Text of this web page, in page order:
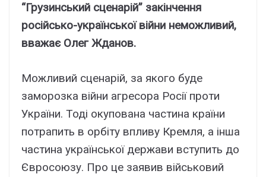
“Грузинський сценарій” закінчення
російсько-української війни неможливий,
вважає Олег Жданов.
Можливий сценарій, за якого буде
заморозка війни агресора Росії проти
України. Тоді окупована частина країни
потрапить в орбіту впливу Кремля, а інша
частина української держави вступить до
Євросоюзу. Про це заявив військовий